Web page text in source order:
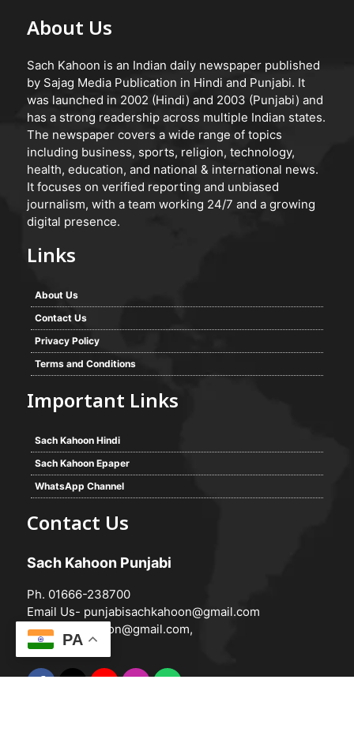
About Us
Sach Kahoon is an Indian daily newspaper published
by Sajag Media Publication in Hindi and Punjabi. It
was launched in 2002 (Hindi) and 2003 (Punjabi) and
has a strong readership across multiple Indian states.
The newspaper covers a wide range of topics
including business, sports, religion, technology,
health, education, and national & international news.
It focuses on verified reporting and unbiased
journalism, with a team working 24/7 and a growing
digital presence.
Links
About Us
Contact Us
Privacy Policy
Terms and Conditions
Important Links
Sach Kahoon Hindi
Sach Kahoon Epaper
WhatsApp Channel
Contact Us
Sach Kahoon Punjabi
Ph. 01666-238700
Email Us- punjabisachkahoon@gmail.com
hindisachkahoon@gmail.com,
PA